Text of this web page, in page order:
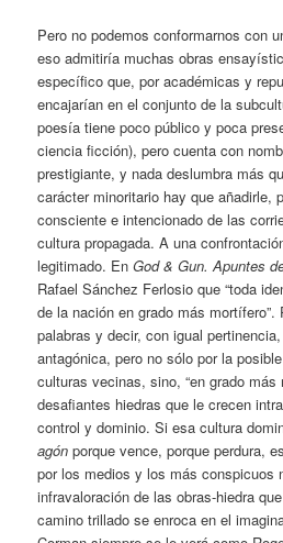
Pero no podemos conformarnos con
eso admitiría muchas obras
específico que, por académicas y
encajarían en el conjunto de la
poesía tiene poco público y poca
ciencia ficción), pero cuenta con
prestigiante, y nada deslumbra más
carácter minoritario hay que añadirle,
consciente e intencionado de las
cultura propagada. A una
legitimado. EnGod & Gun. Apuntes
Rafael Sánchez Ferlosio que “toda
de la nación en grado más mortífero”.
palabras y decir, con igual
antagónica, pero no sólo por la
culturas vecinas, sino, “en grado más
desafiantes hiedras que le crecen
control y dominio. Si esa cultura
agón porque vence, porque perdura,
por los medios y los más conspicuos
infravaloración de las obras-hiedra
camino trillado se enroca en el